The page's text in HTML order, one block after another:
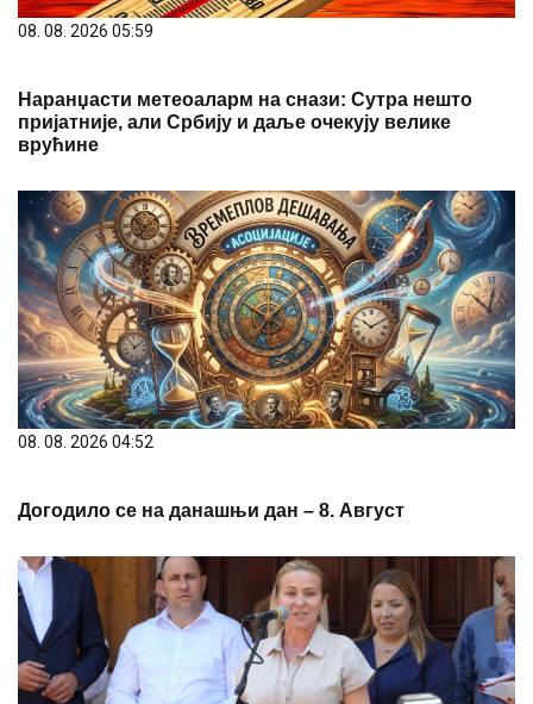
08. 08. 2026 05:59
Наранџасти метеоаларм на снази: Сутра нешто
пријатније, али Србију и даље очекују велике
врућине
08. 08. 2026 04:52
Догодило се на данашњи дан – 8. Август